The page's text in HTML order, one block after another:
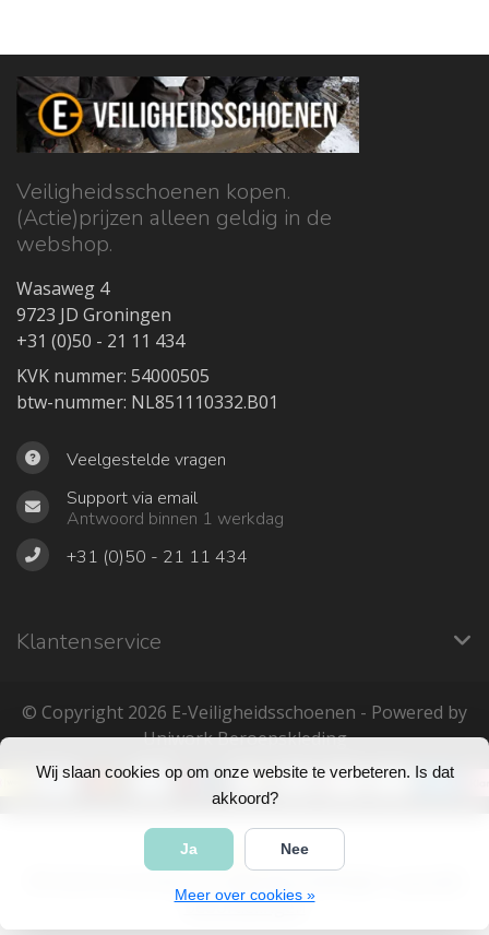
Wij slaan cookies op om onze website te verbeteren. Is dat
akkoord?
Ja Nee
Meer over cookies »
Veiligheidsschoenen kopen.
(Actie)prijzen alleen geldig in de
webshop.
Wasaweg 4
9723 JD Groningen
+31 (0)50 - 21 11 434
KVK nummer: 54000505
btw-nummer: NL851110332.B01
Veelgestelde vragen
Support via email
Antwoord binnen 1 werkdag
+31 (0)50 - 21 11 434
Klantenservice
© Copyright 2026 ‎E-Veiligheidsschoenen - Powered by
Uniwork Beroepskleding
beoordelingen